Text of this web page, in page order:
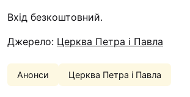
Як
Вхід безкоштовний.
Джерело: Церква Петра і Павла
Анонси Церква Петра і Павла